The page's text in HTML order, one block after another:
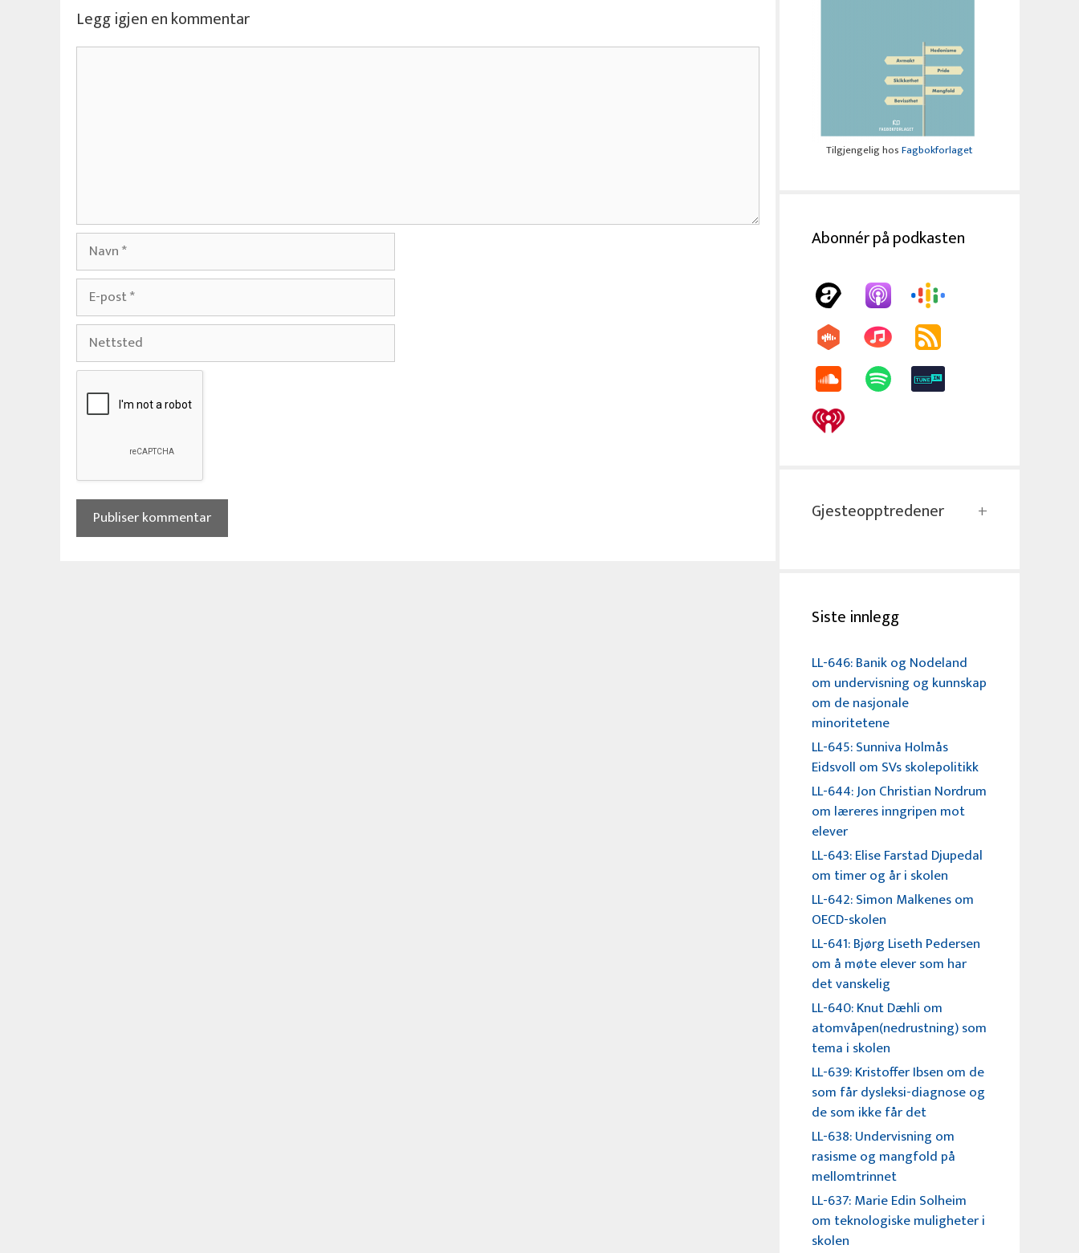
Legg igjen en kommentar
Kommentar
Navn
E-
post
Nettsted
Tilgjengelig hosFagbokforlaget
Abonnér på podkasten
Gjesteopptredener
Siste innlegg
LL-646: Banik og Nodeland
om undervisning og kunnskap
om de nasjonale
minoritetene
LL-645: Sunniva Holmås
Eidsvoll om SVs skolepolitikk
LL-644: Jon Christian Nordrum
om læreres inngripen mot
elever
LL-643: Elise Farstad Djupedal
om timer og år i skolen
LL-642: Simon Malkenes om
OECD-skolen
LL-641: Bjørg Liseth Pedersen
om å møte elever som har
det vanskelig
LL-640: Knut Dæhli om
atomvåpen(nedrustning) som
tema i skolen
LL-639: Kristoffer Ibsen om de
som får dysleksi-diagnose og
de som ikke får det
LL-638: Undervisning om
rasisme og mangfold på
mellomtrinnet
LL-637: Marie Edin Solheim
om teknologiske muligheter i
skolen